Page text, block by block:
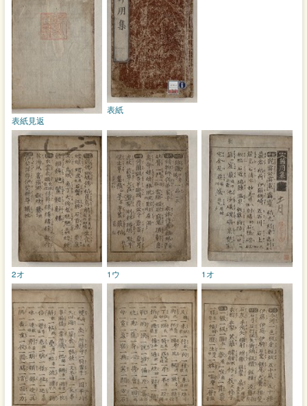
表紙
表紙見返
1オ
1ウ
2オ